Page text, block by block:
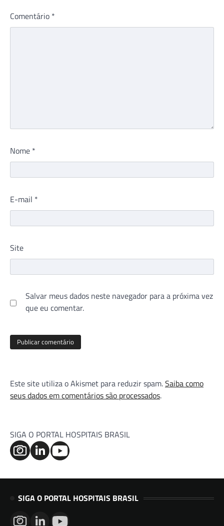
Comentário *
Nome *
E-mail *
Site
Salvar meus dados neste navegador para a próxima vez
que eu comentar.
Este site utiliza o Akismet para reduzir spam.Saiba como
seus dados em comentários são processados.
SIGA O PORTAL HOSPITAIS BRASIL
SIGA O PORTAL HOSPITAIS BRASIL